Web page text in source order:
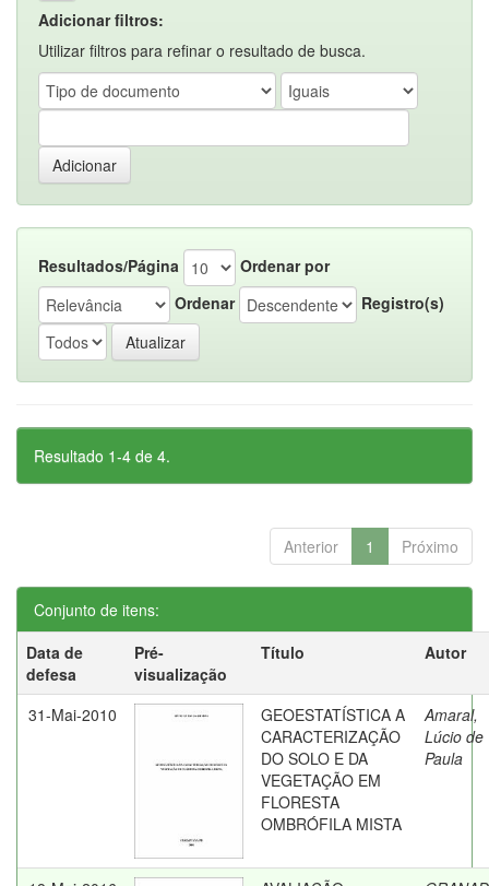
Adicionar filtros:
Utilizar filtros para refinar o resultado de busca.
Resultados/Página
Ordenar por
Ordenar
Registro(s)
Resultado 1-4 de 4.
Anterior 1 Próximo
Conjunto de itens:
Data de
defesa
Pré-
visualização
Título Autor
31-Mai-2010
GEOESTATÍSTICA A
CARACTERIZAÇÃO
DO SOLO E DA
VEGETAÇÃO EM
FLORESTA
OMBRÓFILA MISTA
Amaral,
Lúcio de
Paula